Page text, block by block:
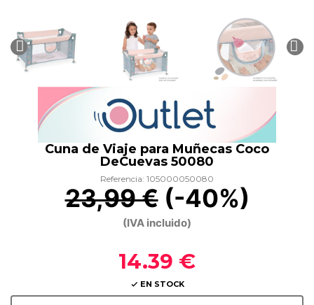
Cuna de Viaje para Muñecas Coco
DeCuevas 50080
Referencia: 105000050080
23,99 € (-40%)
(IVA incluido)
14.39 €
 EN STOCK